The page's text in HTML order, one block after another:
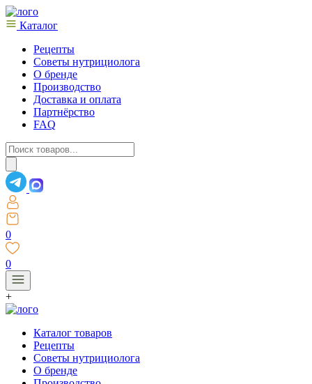
Каталог
Рецепты
Советы нутрициолога
О бренде
Производство
Доставка и оплата
Партнёрство
FAQ
Поиск
товаров
0
0
+
Каталог товаров
Рецепты
Советы нутрициолога
О бренде